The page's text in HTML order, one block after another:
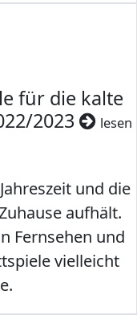
für die kalte
2023
lesen
und die
aufhält.
Fernsehen und
vielleicht